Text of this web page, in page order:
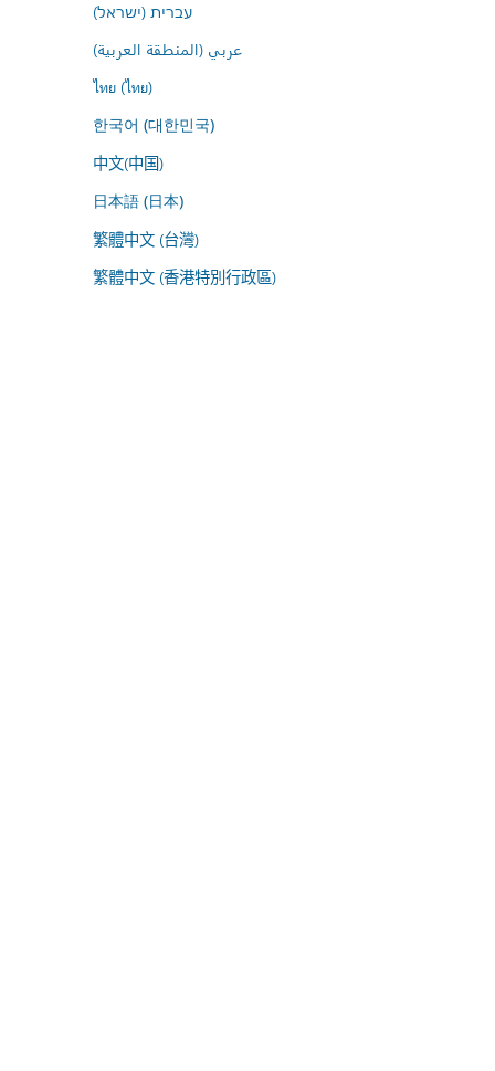
עברית (ישראל)
عربي (المنطقة العربية)
ไทย (ไทย)
한국어 (대한민국)
中文(中国)
日本語 (日本)
繁體中文 (台灣)
繁體中文 (香港特別行政區)